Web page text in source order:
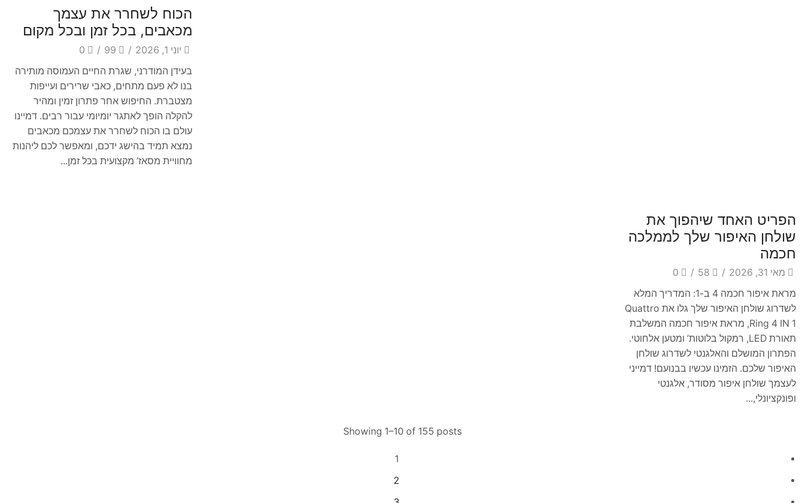
הכוח לשחרר את עצמך
מכאבים, בכל זמן ובכל מקום
יוני 1, 2026 /
99
/
0
בעידן המודרני, שגרת החיים העמוסה מותירה
בנו לא פעם מתחים, כאבי שרירים ועייפות
מצטברת. החיפוש אחר פתרון זמין ומהיר
להקלה הופך לאתגר יומיומי עבור רבים. דמיינו
עולם בו הכוח לשחרר את עצמכם מכאבים
נמצא תמיד בהישג ידכם, ומאפשר לכם ליהנות
מחוויית מסאז’ מקצועית בכל זמן...
הפריט האחד שיהפוך את
שולחן האיפור שלך לממלכה
חכמה
מאי 31, 2026 /
58
/
0
מראת איפור חכמה 4 ב-1: המדריך המלא
לשדרוג שולחן האיפור שלך גלו את Quattro
Ring 4 IN 1, מראת איפור חכמה המשלבת
תאורת LED, רמקול בלוטות’ ומטען אלחוטי.
הפתרון המושלם והאלגנטי לשדרוג שולחן
האיפור שלכם. הזמינו עכשיו בבנועם! דמייני
לעצמך שולחן איפור מסודר, אלגנטי
ופונקציונלי,...
Showing 1–10 of 155 posts
1
2